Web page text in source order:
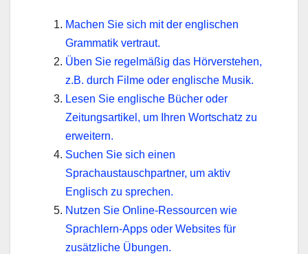
Machen Sie sich mit der englischen
Grammatik vertraut.
Üben Sie regelmäßig das Hörverstehen,
z.B. durch Filme oder englische Musik.
Lesen Sie englische Bücher oder
Zeitungsartikel, um Ihren Wortschatz zu
erweitern.
Suchen Sie sich einen
Sprachaustauschpartner, um aktiv
Englisch zu sprechen.
Nutzen Sie Online-Ressourcen wie
Sprachlern-Apps oder Websites für
zusätzliche Übungen.